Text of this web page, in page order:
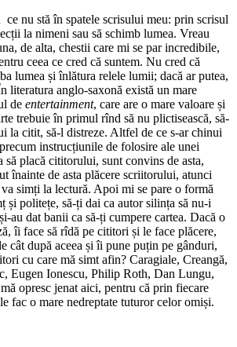
nu stă în spatele scrisului meu: prin scrisul
la nimeni sau să schimb lumea. Vreau
de alta, chestii care mi se par incredibile,
ceea ce cred că suntem. Nu cred că
lumea și înlătura relele lumii; dacă ar putea,
literatura anglo-saxonă există un mare
de entertainment, care are o mare valoare și
trebuie în primul rînd să nu plictisească, să-
la citit, să-l distreze. Altfel de ce s-ar chinui
instrucțiunile de folosire ale unei
să placă cititorului, sunt convins de asta,
înainte de asta plăcere scriitorului, atunci
simți la lectură. Apoi mi se pare o formă
și politețe, să-ți dai ca autor silința să nu-i
au dat banii ca să-ți cumpere cartea. Dacă o
îi face să rîdă pe cititori și le face plăcere,
cât după aceea și îi pune puțin pe gânduri,
cu care mă simt afin? Caragiale, Creangă,
Eugen Ionescu, Philip Roth, Dan Lungu,
opresc jenat aici, pentru că prin fiecare
fac o mare nedreptate tuturor celor omiși.